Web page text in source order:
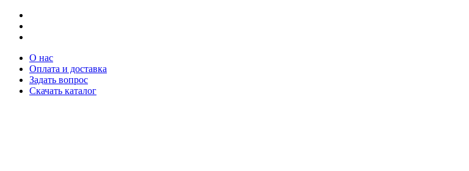
О нас
Оплата и доставка
Задать вопрос
Скачать каталог